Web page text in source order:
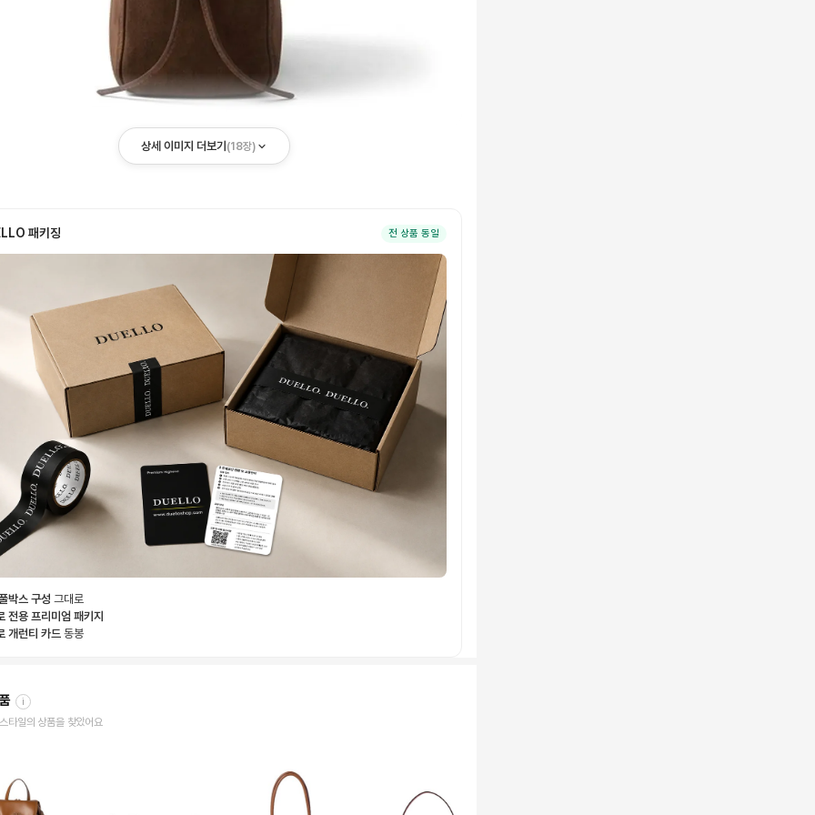
상세 이미지 더보기 (18장)
패키징 전 상품 동일
박스 구성 그대로
전용 프리미엄 패키지
개런티 카드 동봉
i
타일의 상품을 찾았어요